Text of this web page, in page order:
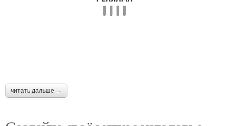
читать дальше →